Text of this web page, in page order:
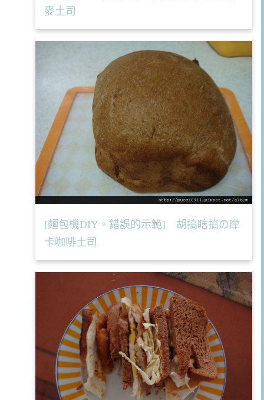
麥土司
[麵包機DIY。錯誤的示範] 胡搞瞎搞の摩
卡咖啡土司